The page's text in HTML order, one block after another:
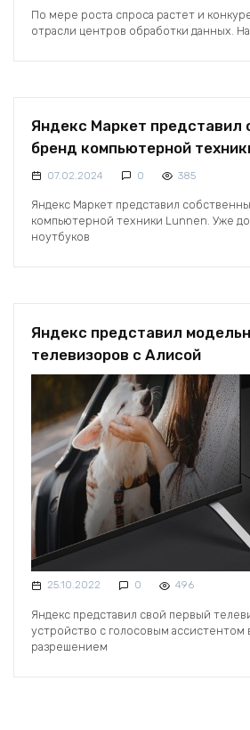
По мере роста спроса растет и
отрасли центров обработки данных.
Яндекс Маркет представил
бренд компьютерной
07.02.2024 0 385
Яндекс Маркет представил
компьютерной техники Lunnen. Уже
ноутбуков
Яндекс представил
телевизоров с Алисой
25.10.2022 0 496
Яндекс представил свой первый
устройство с голосовым ассистентом
разрешением